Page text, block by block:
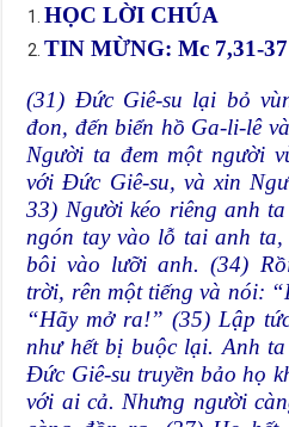
HỌC LỜI CHÚA
TIN MỪNG: Mc 7,31-37
(31) Đức Giê-su lại bỏ
đon, đến biển hồ Ga-li-lê
Người ta đem một người
với Đức Giê-su, và xin
33) Người kéo riêng anh
ngón tay vào lỗ tai anh ta,
bôi vào lưỡi anh. (34)
trời, rên một tiếng và nói:
“Hãy mở ra!” (35) Lập
như hết bị buộc lại. Anh
Đức Giê-su truyền bảo họ
với ai cả. Nhưng người